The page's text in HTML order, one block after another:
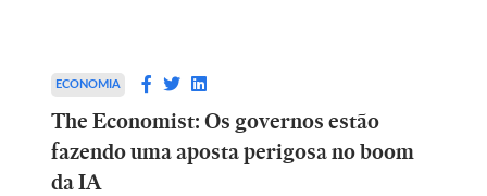
ECONOMIA
The Economist: Os governos estão
fazendo uma aposta perigosa no boom
da IA